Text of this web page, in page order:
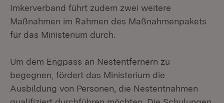
Imkerverband führt zudem zwei weitere
Maßnahmen im Rahmen des Maßnahmenpakets
für das Ministerium durch:
Um dem Engpass an Nestentfernern zu
begegnen, fördert das Ministerium die
Ausbildung von Personen, die Nestentnahmen